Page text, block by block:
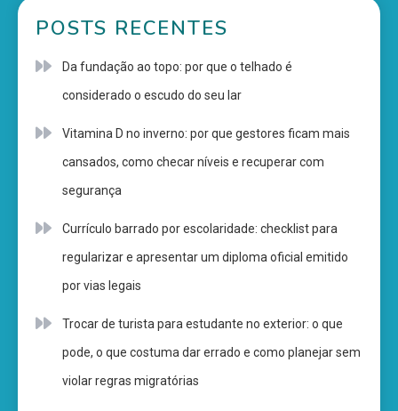
POSTS RECENTES
Da fundação ao topo: por que o telhado é
considerado o escudo do seu lar
Vitamina D no inverno: por que gestores ficam mais
cansados, como checar níveis e recuperar com
segurança
Currículo barrado por escolaridade: checklist para
regularizar e apresentar um diploma oficial emitido
por vias legais
Trocar de turista para estudante no exterior: o que
pode, o que costuma dar errado e como planejar sem
violar regras migratórias